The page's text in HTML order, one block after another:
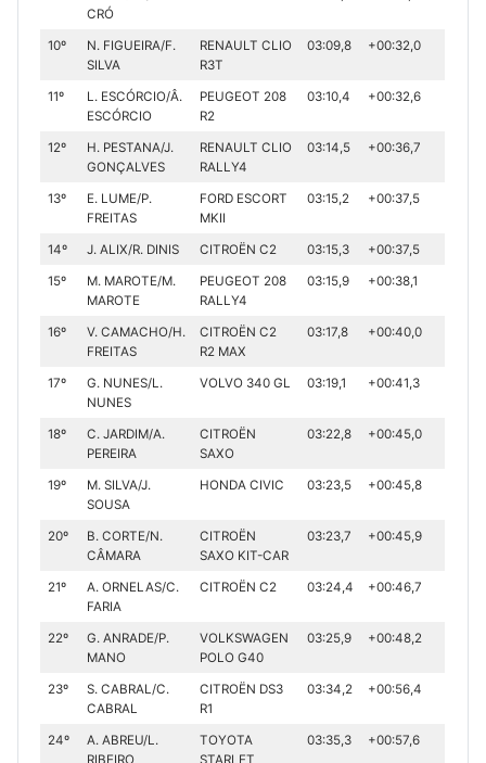
CRÓ
10º
N. FIGUEIRA/F.
SILVA
RENAULT CLIO
R3T
03:09,8 +00:32,0
11º
L. ESCÓRCIO/Â.
ESCÓRCIO
PEUGEOT 208
R2
03:10,4 +00:32,6
12º
H. PESTANA/J.
GONÇALVES
RENAULT CLIO
RALLY4
03:14,5 +00:36,7
13º
E. LUME/P.
FREITAS
FORD ESCORT
MKII
03:15,2 +00:37,5
14º J. ALIX/R. DINIS CITROËN C2 03:15,3 +00:37,5
15º
M. MAROTE/M.
MAROTE
PEUGEOT 208
RALLY4
03:15,9 +00:38,1
16º
V. CAMACHO/H.
FREITAS
CITROËN C2
R2 MAX
03:17,8 +00:40,0
17º
G. NUNES/L.
NUNES
VOLVO 340 GL 03:19,1 +00:41,3
18º
C. JARDIM/A.
PEREIRA
CITROËN
SAXO
03:22,8 +00:45,0
19º
M. SILVA/J.
SOUSA
HONDA CIVIC 03:23,5 +00:45,8
20º
B. CORTE/N.
CÂMARA
CITROËN
SAXO KIT-CAR
03:23,7 +00:45,9
21º
A. ORNELAS/C.
FARIA
CITROËN C2 03:24,4 +00:46,7
22º
G. ANRADE/P.
MANO
VOLKSWAGEN
POLO G40
03:25,9 +00:48,2
23º
S. CABRAL/C.
CABRAL
CITROËN DS3
R1
03:34,2 +00:56,4
24º
A. ABREU/L.
RIBEIRO
TOYOTA
STARLET
03:35,3 +00:57,6